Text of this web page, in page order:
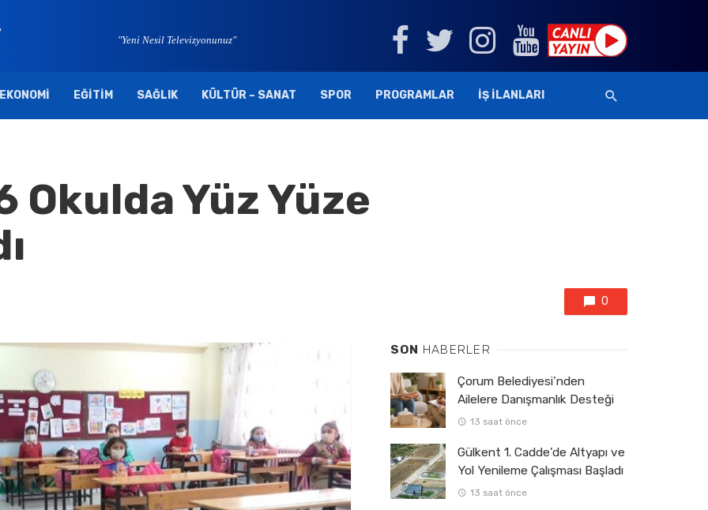
"Yeni Nesil Televizyonunuz"
EKONOMI EĞITIM SAĞLIK KÜLTÜR – SANAT SPOR PROGRAMLAR İŞ İLANLARI
Okulda Yüz Yüze
0
SON HABERLER
Çorum Belediyesi’nden
Ailelere Danışmanlık Desteği
13 saat önce
Gülkent 1. Cadde’de Altyapı ve
Yol Yenileme Çalışması Başladı
13 saat önce